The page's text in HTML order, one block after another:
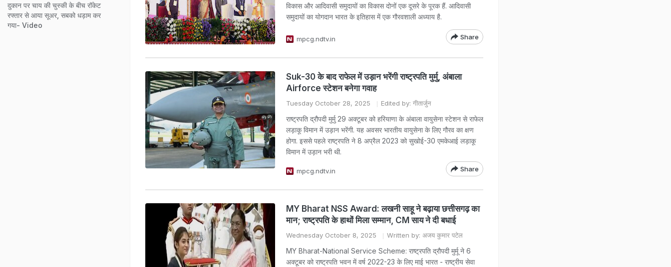
विकास और आदिवासी समुदायों का विकास दोनों एक दूसरे के पूरक हैं. आदिवासी
समुदायों का योगदान भारत के इतिहास में एक गौरवशाली अध्याय है.
mpcg.ndtv.in Share
Suk-30 के बाद राफेल में उड़ान भरेंगी राष्ट्रपति मुर्मु, अंबाला
Airforce स्टेशन बनेगा गवाह
Tuesday October 28, 2025 Edited by: गीतार्जुन
राष्ट्रपति द्रौपदी मुर्मु 29 अक्टूबर को हरियाणा के अंबाला वायुसेना स्टेशन से राफेल
लड़ाकू विमान में उड़ान भरेंगी. यह अवसर भारतीय वायुसेना के लिए गौरव का क्षण
होगा. इससे पहले राष्ट्रपति ने 8 अप्रैल 2023 को सुखोई-30 एमकेआई लड़ाकू
विमान में उड़ान भरी थी.
mpcg.ndtv.in Share
MY Bharat NSS Award: लखनी साहू ने बढ़ाया छत्तीसगढ़ का
मान; राष्ट्रपति के हाथों मिला सम्मान, CM साय ने दी बधाई
Wednesday October 8, 2025 Written by: अजय कुमार पटेल
MY Bharat-National Service Scheme: राष्ट्रपति द्रौपदी मुर्मू ने 6
अक्टूबर को राष्ट्रपति भवन में वर्ष 2022-23 के लिए माई भारत - राष्ट्रीय सेवा
दुकान पर चाय की चुस्की के बीच रॉकेट
रफ्तार से आया सूअर, सबको धड़ाम कर
गया- Video